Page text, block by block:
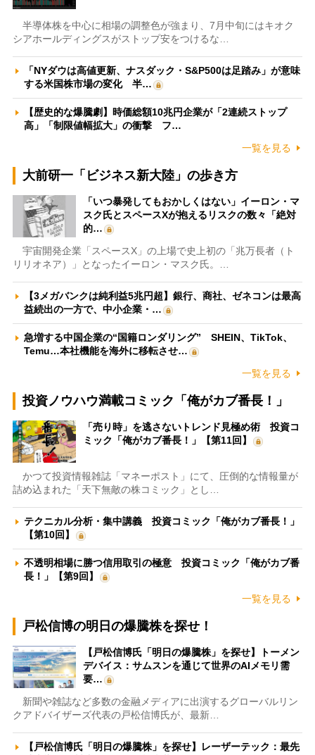
半導体株を中心に相場の調整色が強まり、7月中旬にはキオク
シアホールディングスがストップ安をつけるな…
「NYダウは高値更新、ナスダック・S&P500は足踏み」が意味
する米国株市場の変化 半…
【歴史的な爆騰劇】時価総額10兆円企業が「2連続ストップ
高」「制限値幅拡大」の衝撃 フ…
一覧を見る
大前研一「ビジネス新大陸」の歩き方
「いつ暴発してもおかしくはない」イーロン・マ
スク氏とスペースXが抱えるリスクの数々「絶対
的…
宇宙開発企業「スペースX」の上場で史上初の「兆万長者（ト
リリオネア）」となったイーロン・マスク氏。…
【3メガバンクは純利益5兆円超】銀行、商社、ゼネコンは最高
益続出の一方で、中小企業・…
急増する中国企業の“国籍ロンダリング” SHEIN、TikTok、
Temu…本社機能を海外に移転させ…
一覧を見る
投資ノウハウ満載コミック「俺がカブ番長！」
「売り時」を逃さないトレンド見極め術 投資コ
ミック「俺がカブ番長！」【第11回】
かつて投資情報雑誌「マネーポスト」にて、圧倒的な情報量が
詰め込まれた「天下無敵の株コミック」とし…
テクニカル分析・集中講義 投資コミック「俺がカブ番長！」
【第10回】
不透明相場に勝つ信用取引の極意 投資コミック「俺がカブ番
長！」【第9回】
一覧を見る
戸松信博の明日の爆騰株を探せ！
【戸松信博氏「明日の爆騰株」を探せ】トーメン
デバイス：サムスンを通じて世界のAIメモリ需
要…
新聞や雑誌など多数の金融メディアに出演するグローバルリン
クアドバイザーズ代表の戸松信博氏が、最新…
【戸松信博氏「明日の爆騰株」を探せ】レーザーテック：最先